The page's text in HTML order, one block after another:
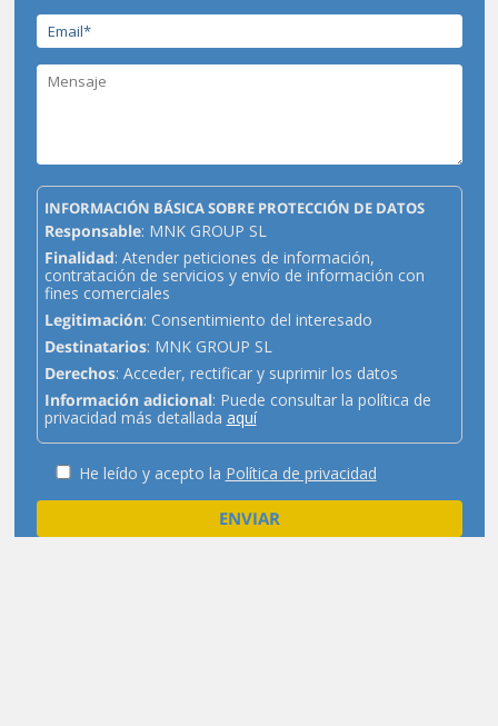
INFORMACIÓN BÁSICA SOBRE PROTECCIÓN DE DATOS
Responsable: MNK GROUP SL
Finalidad: Atender peticiones de información,
contratación de servicios y envío de información con
fines comerciales
Legitimación: Consentimiento del interesado
Destinatarios: MNK GROUP SL
Derechos: Acceder, rectificar y suprimir los datos
Información adicional: Puede consultar la política de
privacidad más detallada aquí
He leído y acepto la Política de privacidad